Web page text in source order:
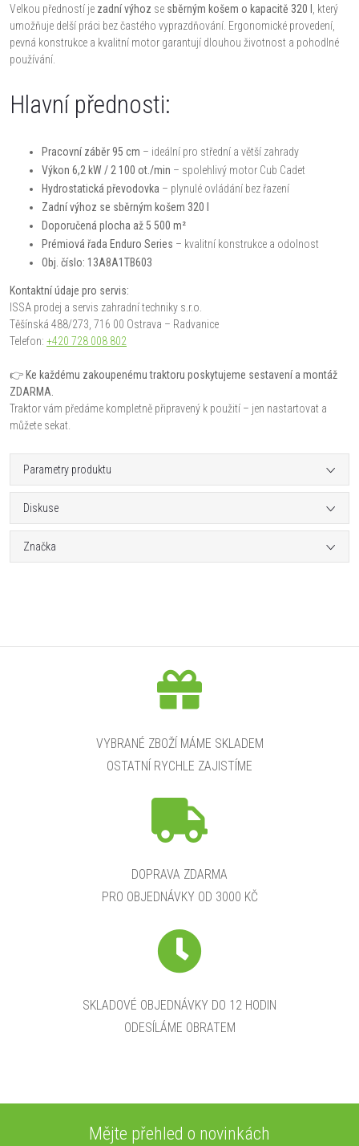
Velkou předností je zadní výhoz se sběrným košem o kapacitě 320 l
, který
umožňuje delší práci bez častého vyprazdňování. Ergonomické provedení,
pevná konstrukce a kvalitní motor garantují dlouhou životnost a pohodlné
používání.
Hlavní přednosti:
Pracovní záběr 95 cm – ideální pro střední a větší zahrady
Výkon 6,2 kW / 2 100 ot./min – spolehlivý motor Cub Cadet
Hydrostatická převodovka – plynulé ovládání bez řazení
Zadní výhoz se sběrným košem 320 l
Doporučená plocha až 5 500 m²
Prémiová řada Enduro Series – kvalitní konstrukce a odolnost
Obj. číslo: 13A8A1TB603
Kontaktní údaje pro servis:
ISSA prodej a servis zahradní techniky s.r.o.
Těšínská 488/273, 716 00 Ostrava – Radvanice
Telefon: +420 728 008 802
👉 Ke každému zakoupenému traktoru poskytujeme sestavení a montáž
ZDARMA.
Traktor vám předáme kompletně připravený k použití – jen nastartovat a
můžete sekat.
Parametry produktu
Diskuse
Značka
VYBRANÉ ZBOŽÍ MÁME SKLADEM
OSTATNÍ RYCHLE ZAJISTÍME
DOPRAVA ZDARMA
PRO OBJEDNÁVKY OD 3000 KČ
SKLADOVÉ OBJEDNÁVKY DO 12 HODIN
ODESÍLÁME OBRATEM
Mějte přehled o novinkách